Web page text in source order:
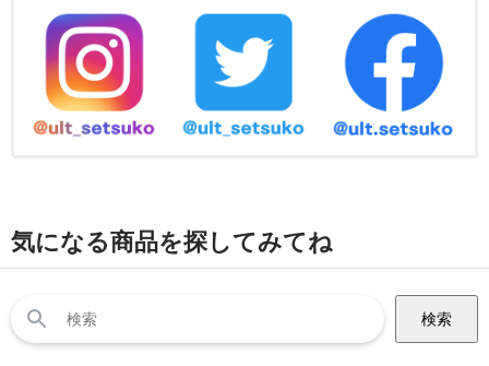
気になる商品を探してみてね
索: